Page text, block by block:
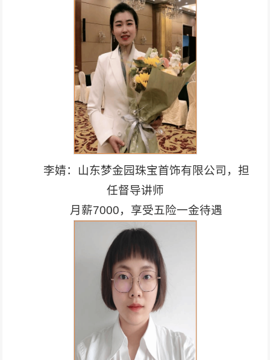
李婧：山东梦金园珠宝首饰有限公司，担
任督导讲师
月薪7000，享受五险一金待遇